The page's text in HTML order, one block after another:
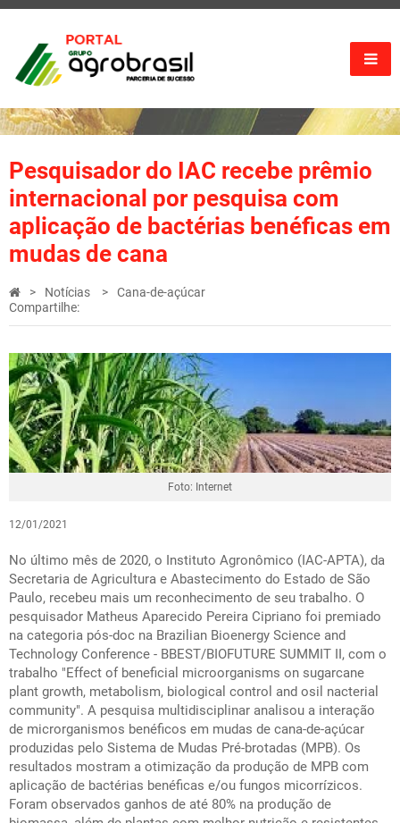
Pesquisador do IAC recebe prêmio
internacional por pesquisa com
aplicação de bactérias benéficas em
mudas de cana
Notícias
Cana-de-açúcar
Compartilhe:
Foto: Internet
12/01/2021
No último mês de 2020, o Instituto Agronômico (IAC-APTA), da
Secretaria de Agricultura e Abastecimento do Estado de São
Paulo, recebeu mais um reconhecimento de seu trabalho. O
pesquisador Matheus Aparecido Pereira Cipriano foi premiado
na categoria pós-doc na Brazilian Bioenergy Science and
Technology Conference - BBEST/BIOFUTURE SUMMIT II, com o
trabalho "Effect of beneficial microorganisms on sugarcane
plant growth, metabolism, biological control and osil nacterial
community". A pesquisa multidisciplinar analisou a interação
de microrganismos benéficos em mudas de cana-de-açúcar
produzidas pelo Sistema de Mudas Pré-brotadas (MPB). Os
resultados mostram a otimização da produção de MPB com
aplicação de bactérias benéficas e/ou fungos micorrízicos.
Foram observados ganhos de até 80% na produção de